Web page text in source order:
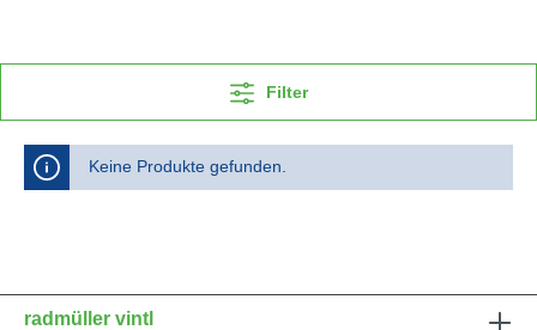
Filter
Keine Produkte gefunden.
radmüller vintl